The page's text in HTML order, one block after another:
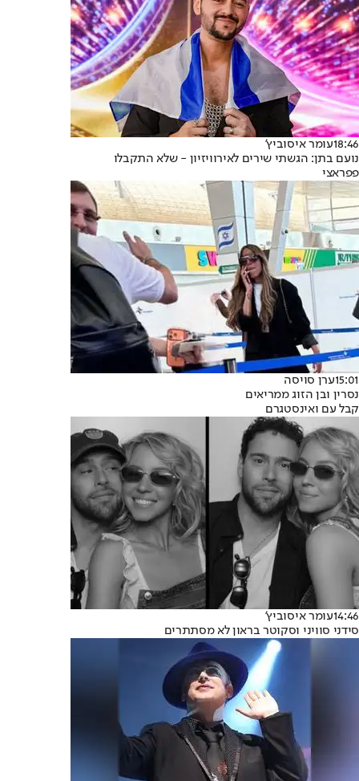
18:46עומר איסוביץ'
נועם בתן: הגשתי שירים לאירוויזיון - שלא התקבלו
פפראצי
15:01ערן סויסה
נסרין ובן הזוג ממריאים
קבל עם ואינסטגרם
14:46עומר איסוביץ'
סידני סוויני וסקוטר בראון לא מסתתרים